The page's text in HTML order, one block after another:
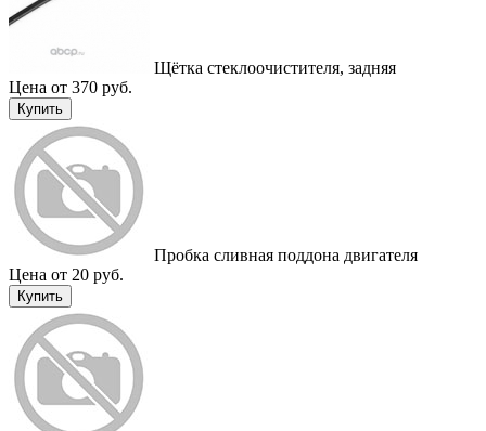
Щётка стеклоочистителя, задняя
Цена от 370 руб.
Купить
Пробка сливная поддона двигателя
Цена от 20 руб.
Купить